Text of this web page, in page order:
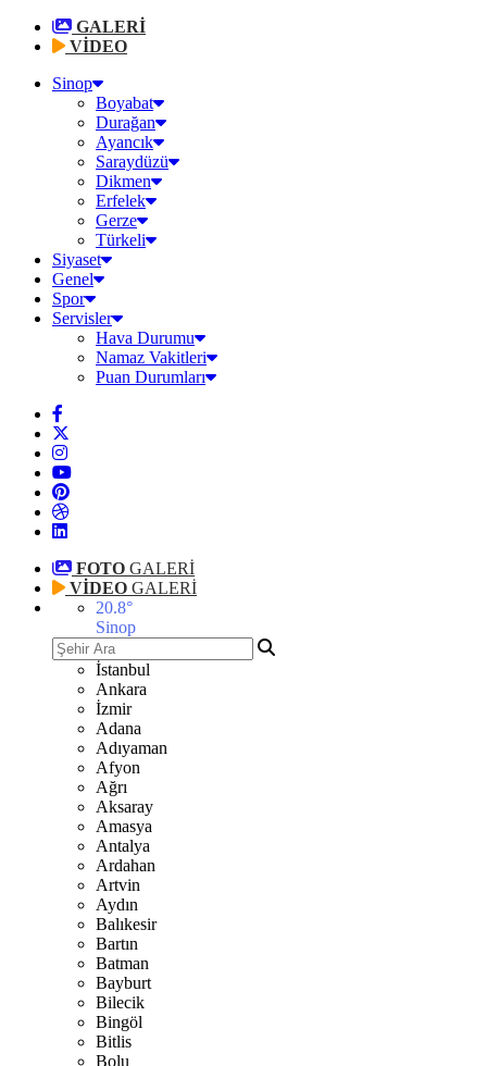
GALERİ
VİDEO
Sinop
Boyabat
Durağan
Ayancık
Saraydüzü
Dikmen
Erfelek
Gerze
Türkeli
Siyaset
Genel
Spor
Servisler
Hava Durumu
Namaz Vakitleri
Puan Durumları
FOTO GALERİ
VİDEO GALERİ
20.8°
Sinop
İstanbul
Ankara
İzmir
Adana
Adıyaman
Afyon
Ağrı
Aksaray
Amasya
Antalya
Ardahan
Artvin
Aydın
Balıkesir
Bartın
Batman
Bayburt
Bilecik
Bingöl
Bitlis
Bolu